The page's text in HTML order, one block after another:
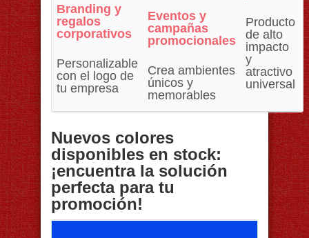
Branding y
regalos
corporativos
Personalizable
con el logo de
tu empresa
Eventos y
campañas
promocionales
Crea ambientes
únicos y
memorables
Producto
de alto
impacto
y
atractivo
universal
Nuevos colores
disponibles en stock:
¡encuentra la solución
perfecta para tu
promoción!